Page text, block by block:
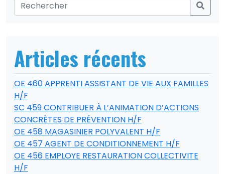
Articles récents
OE 460 APPRENTI ASSISTANT DE VIE AUX FAMILLES
H/F
SC 459 CONTRIBUER À L’ANIMATION D’ACTIONS
CONCRÈTES DE PRÉVENTION H/F
OE 458 MAGASINIER POLYVALENT H/F
OE 457 AGENT DE CONDITIONNEMENT H/F
OE 456 EMPLOYE RESTAURATION COLLECTIVITE
H/F